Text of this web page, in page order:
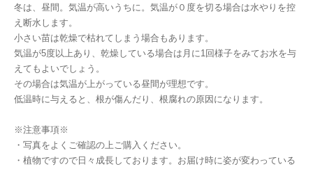
冬は、昼間。気温が高いうちに。気温が０度を切る場合は水やりを控
え断水します。
小さい苗は乾燥で枯れてしまう場合もあります。
気温が5度以上あり、乾燥している場合は月に1回様子をみてお水を与
えてもよいでしょう。
その場合は気温が上がっている昼間が理想です。
低温時に与えると、根が傷んだり、根腐れの原因になります。
※注意事項※
・写真をよくご確認の上ご購入ください。
・植物ですので日々成長しております。お届け時に姿が変わっている